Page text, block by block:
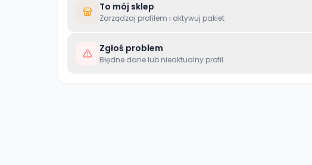
To mój sklep
Zarządzaj profilem i aktywuj pakiet
Zgłoś problem
Błędne dane lub nieaktualny profil